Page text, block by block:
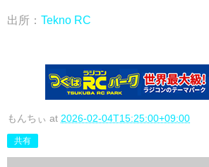
出所： Tekno RC
もんちぃ at 2026-02-04T15:25:00+09:00
共有